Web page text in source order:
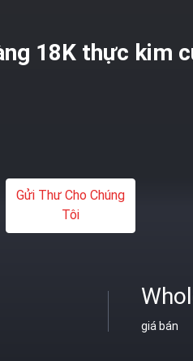
18K thực kim
Gửi Thư Cho Chúng
Tôi
giá bán